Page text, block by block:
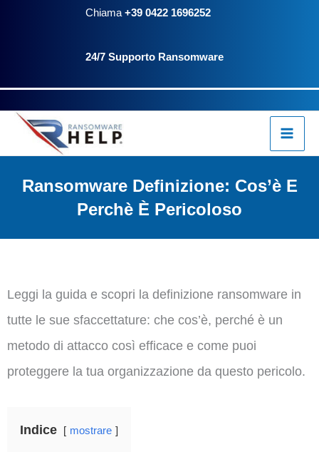
Chiama +39 0422 1696252
24/7 Supporto Ransomware
Ransomware Definizione: Cos’è E
Perchè È Pericoloso
Leggi la guida e scopri la definizione ransomware in
tutte le sue sfaccettature: che cos’è, perché è un
metodo di attacco così efficace e come puoi
proteggere la tua organizzazione da questo pericolo.
Indice mostrare